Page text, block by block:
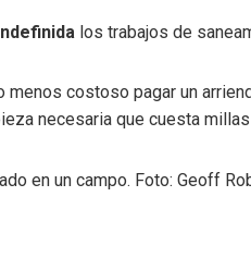
los trabajos de
menos costoso pagar un
necesaria que cuesta